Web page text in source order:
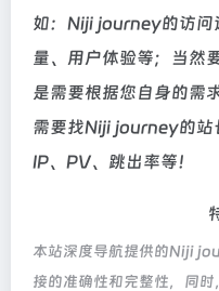
如：Niji journey的访问
量、用户体验等；当然
是需要根据您自身的需
需要找Niji journey的站
IP、PV、跳出率等！
本站深度导航提供的Niji
接的准确性和完整性，同